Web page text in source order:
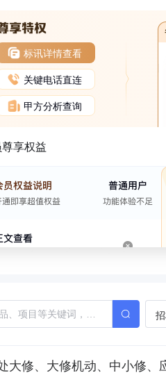
标讯详情查看
关键电话直连
甲方分析查询
享权益
大修、大修机动、中小修